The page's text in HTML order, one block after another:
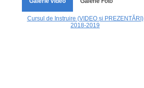
Cursul de Instruire (VIDEO și PREZENTĂRI)
2018-2019